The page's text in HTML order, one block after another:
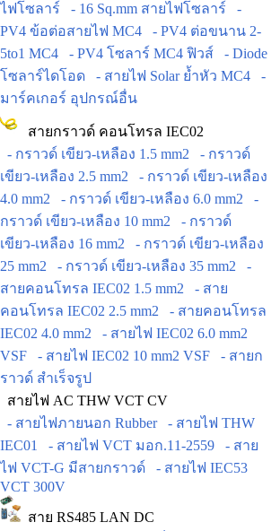
ไฟโซลาร์
- 16 Sq.mm สายไฟโซลาร์
-
PV4 ข้อต่อสายไฟ MC4
- PV4 ต่อขนาน 2-
5to1 MC4
- PV4 โซลาร์ MC4 ฟิวส์
- Diode
โซลาร์ไดโอด
- สายไฟ Solar ย้ำหัว MC4
-
มาร์คเกอร์ อุปกรณ์อื่น
สายกราวด์ คอนโทรล IEC02
- กราวด์ เขียว-เหลือง 1.5 mm2
- กราวด์
เขียว-เหลือง 2.5 mm2
- กราวด์ เขียว-เหลือง
4.0 mm2
- กราวด์ เขียว-เหลือง 6.0 mm2
-
กราวด์ เขียว-เหลือง 10 mm2
- กราวด์
เขียว-เหลือง 16 mm2
- กราวด์ เขียว-เหลือง
25 mm2
- กราวด์ เขียว-เหลือง 35 mm2
-
สายคอนโทรล IEC02 1.5 mm2
- สาย
คอนโทรล IEC02 2.5 mm2
- สายคอนโทรล
IEC02 4.0 mm2
- สายไฟ IEC02 6.0 mm2
VSF
- สายไฟ IEC02 10 mm2 VSF
- สายก
ราวด์ สำเร็จรูป
สายไฟ AC THW VCT CV
- สายไฟภายนอก Rubber
- สายไฟ THW
IEC01
- สายไฟ VCT มอก.11-2559
- สาย
ไฟ VCT-G มีสายกราวด์
- สายไฟ IEC53
VCT 300V
สาย RS485 LAN DC